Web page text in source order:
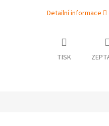
Detailní informace
TISK